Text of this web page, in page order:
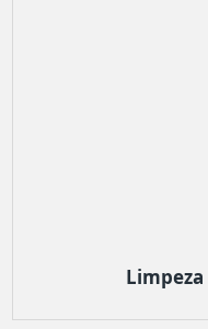
Limpeza